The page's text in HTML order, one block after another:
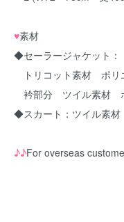
♥素材
◆セーラージャケット：
トリコット素材 ポリ
衿部分 ツイル素材
◆スカート：ツイル素
♪♪For overseas